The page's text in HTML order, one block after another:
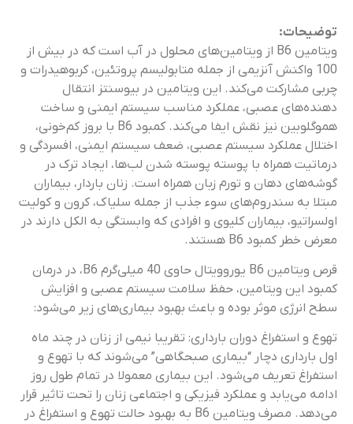
توضیحات:
ویتامین B6 از ویتامین‌های محلول در آب است که در بیش از
100 واکنش آنزیمی از جمله متابولیسم پروتئین‌، کربوهیدرات‌ و
چربی مشارکت می‌کند. این ویتامین در بیوسنتز انتقال
دهنده‌های عصبی، عملکرد مناسب سیستم ایمنی و ساخت
هموگلوبین نیز نقش ایفا می‌کند. کمبود B6 با بروز کم‌خونی،
اختلال عملکرد سیستم عصبی، ضعف سیستم ایمنی، افسردگی و
درماتیت همراه با پوسته پوسته شدن لب‌ها، ایجاد ترک در
گوشه‌های دهان و تورم زبان همراه است. زنان باردار، بیماران
مبتلا به سندروم‌های سوء جذب از جمله سلیاک، کرون و کولیت
اولسراتیو، بیماران کلیوی و افرادی که وابستگی به الکل دارند در
معرض خطر کمبود B6 هستند.
قرص ویتامین B6 یوروویتال حاوی 40 میلی‌گرم B6، در درمان
کمبود این ویتامین، حفظ سلامت سیستم عصبی و افزایش
سطح انرژی موثر بوده و باعث بهبود بیماری‌های زیر می‌شود:
تهوع و استفراغ دوران بارداری: تقریبا نیمی از زنان در چند ماه
اول بارداری دچار “بیماری صبحگاهی” می‌شوند که با تهوع و
استفراغ تعریف می‌شود. این بیماری معمولا در تمام طول روز
ادامه می‌یابد و عملکرد فیزیکی و اجتماعی زنان را تحت تاثیر قرار
می‌دهد. مصرف ویتامین B6 به بهبود حالت تهوع و استفراغ در